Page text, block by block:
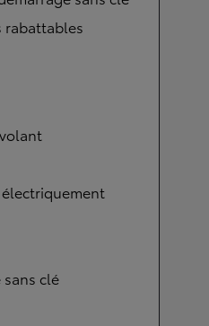
rabattables
sans clé